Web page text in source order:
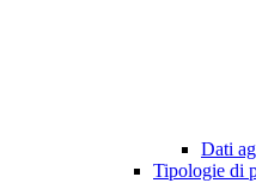
Dati
Tipologie di